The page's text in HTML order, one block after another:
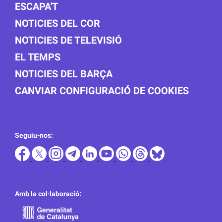
ESCAPA'T
NOTICIES DEL COR
NOTICIES DE TELEVISIÓ
EL TEMPS
NOTICIES DEL BARÇA
CANVIAR CONFIGURACIÓ DE COOKIES
Seguiu-nos:
Amb la col·laboració: